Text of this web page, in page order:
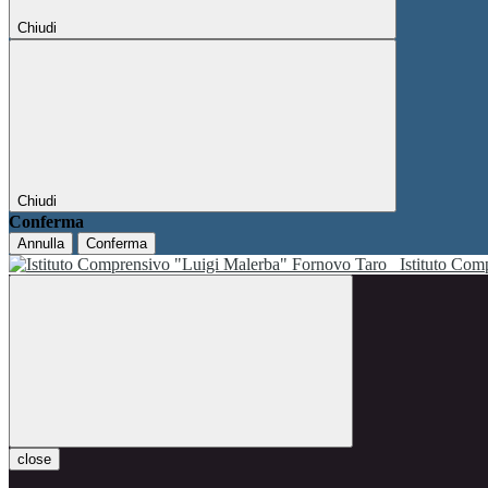
Chiudi
Chiudi
Conferma
Annulla Conferma
Istituto
close